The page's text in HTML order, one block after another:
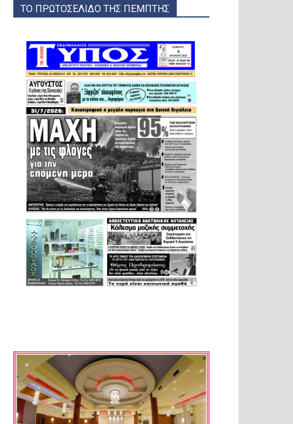
ΤΟ ΠΡΩΤΟΣΕΛΙΔΟ ΤΗΣ ΠΕΜΠΤΗΣ